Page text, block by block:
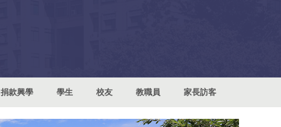
捐款興學 學生 校友 教職員 家長訪客